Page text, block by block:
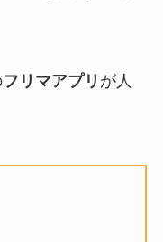
フリマアプリ が人